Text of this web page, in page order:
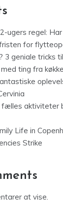
ugers regel:
for
3 geniale tricks
ting fra
fælles aktiviteter
Life in
Strike
at vise.